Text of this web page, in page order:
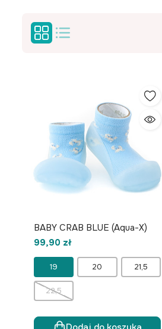
BABY CRAB BLUE (Aqua-X)
99,90 zł
19 20 21,5
22,5